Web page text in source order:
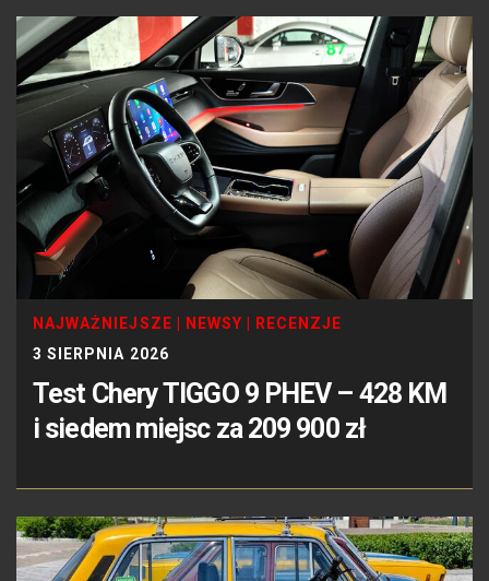
NAJWAŻNIEJSZE NEWSY
RECENZJE
3 SIERPNIA 2026
Test Chery TIGGO 9 PHEV – 428 KM
i siedem miejsc za 209 900 zł